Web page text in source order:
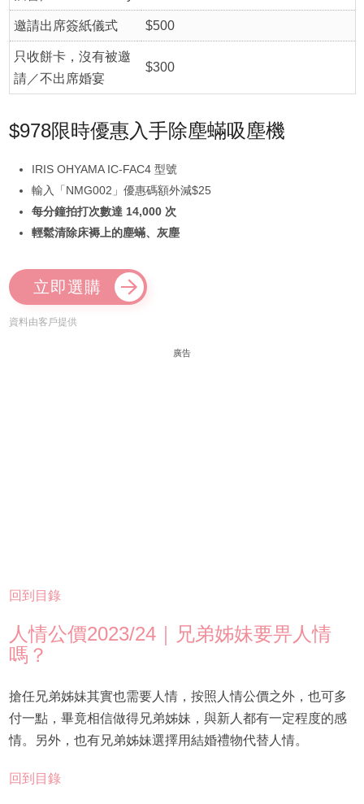
邀請出席簽紙儀式 $500
只收餅卡，沒有被邀
請／不出席婚宴
$300
$978限時優惠入手除塵蟎吸塵機
IRIS OHYAMA IC-FAC4 型號
輸入「NMG002」優惠碼額外減$25
每分鐘拍打次數達 14,000 次
輕鬆清除床褥上的塵蟎、灰塵
立即選購
資料由客戶提供
廣告
回到目錄
人情公價2023/24｜兄弟姊妹要畀人情
嗎？
搶任兄弟姊妹其實也需要人情，按照人情公價之外，也可多
付一點，畢竟相信做得兄弟姊妹，與新人都有一定程度的感
情。另外，也有兄弟姊妹選擇用結婚禮物代替人情。
回到目錄